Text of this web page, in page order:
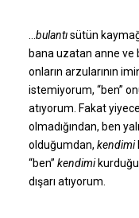
bulantısütün
bana uzatan anne ve
onların arzularının
istemiyorum, “ben”
atıyorum. Fakat
olmadığından, ben
olduğumdan, kendimi
“ben” kendimi
dışarı atıyorum.